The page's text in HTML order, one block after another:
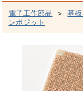
電子工作部品 >基
ンポジット